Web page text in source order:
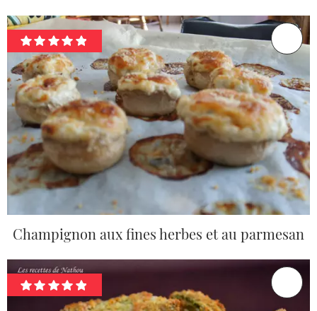
Champignon aux fines herbes et au parmesan